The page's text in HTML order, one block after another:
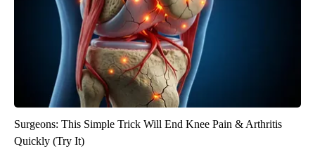
Surgeons: This Simple Trick Will End Knee Pain & Arthritis
Quickly (Try It)